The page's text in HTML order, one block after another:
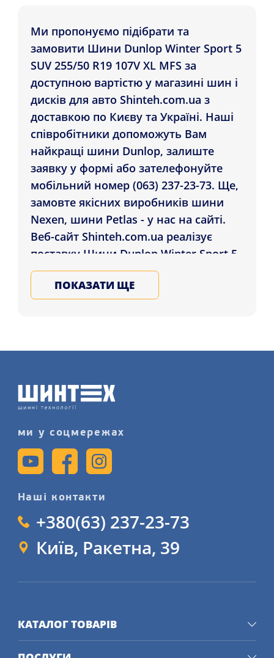
Ми пропонуємо підібрати та
замовити Шини Dunlop Winter Sport 5
SUV 255/50 R19 107V XL MFS за
доступною вартістю у магазині шин і
дисків для авто Shinteh.com.ua з
доставкою по Києву та Україні. Наші
співробітники допоможуть Вам
найкращі шини Dunlop, залиште
заявку у формі або зателефонуйте
мобільний номер (063) 237-23-73. Ще,
замовте якісних виробників шини
Nexen, шини Petlas - у нас на сайті.
Веб-сайт Shinteh.com.ua реалізує
поставку Шини Dunlop Winter Sport 5
SUV 255/50 R19 107V XL MFS покупцям
у містах: Рівне, Київ, Запоріжжя і в ін.
ПОКАЗАТИ ЩЕ
ми у соцмережах
Наші контакти
+380(63) 237-23-73
Київ, Ракетна, 39
КАТАЛОГ ТОВАРІВ